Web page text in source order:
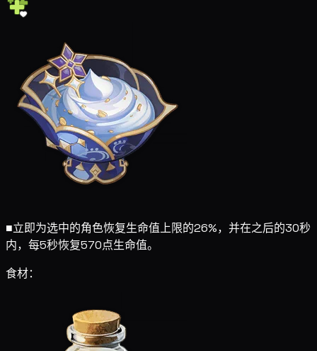
■立即为选中的角色恢复生命值上限的26%，并在之后的30秒
内，每5秒恢复570点生命值。
食材：